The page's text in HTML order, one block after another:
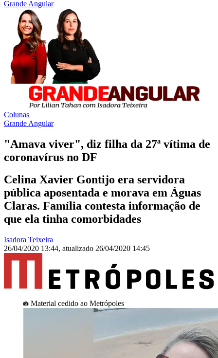
Grande Angular
Colunas
Grande Angular
"Amava viver", diz filha da 27ª vítima de
coronavírus no DF
Celina Xavier Gontijo era servidora
pública aposentada e morava em Águas
Claras. Família contesta informação de
que ela tinha comorbidades
Isadora Teixeira
26/04/2020 13:44, atualizado 26/04/2020 14:45
Material cedido ao Metrópoles